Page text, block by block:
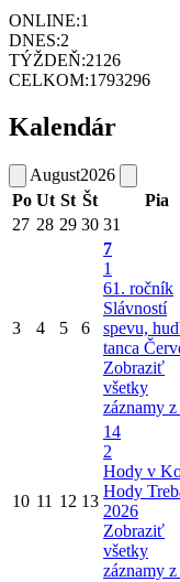
ONLINE:1
DNES:2
TÝŽDEŇ:2126
CELKOM:1793296
Kalendár
August2026
Po Ut St Št Pia
27 28 29 30 31
3 4 5 6
7
1
61. ročník
Slávností
spevu,
tanca
Zobraziť
všetky
záznamy z
10 11 12 13
14
2
Hody v
Hody
2026
Zobraziť
všetky
záznamy z